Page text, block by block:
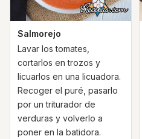
Salmorejo
Lavar los tomates,
cortarlos en trozos y
licuarlos en una licuadora.
Recoger el puré, pasarlo
por un triturador de
verduras y volverlo a
poner en la batidora.